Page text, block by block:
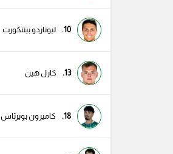
10. ليوناردو بيتنكورت
13. كارل هين
18. كاميرون بويرتاس